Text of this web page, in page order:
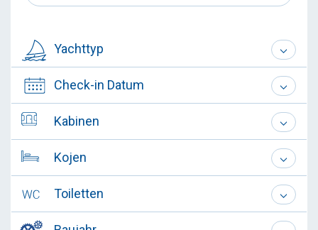
Yachttyp
Check-in Datum
Kabinen
Kojen
Toiletten